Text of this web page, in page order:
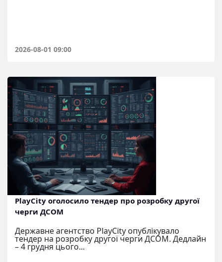
2026-08-01 09:00
PlayCity оголосило тендер про розробку другої
черги ДСОМ
Державне агентство PlayCity опублікувало
тендер на розробку другої черги ДСОМ. Дедлайн
– 4 грудня цього...